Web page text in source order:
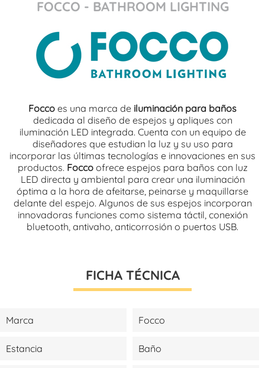
FOCCO - BATHROOM LIGHTING
Focco es una marca de iluminación para baños
dedicada al diseño de espejos y apliques con
iluminación LED integrada. Cuenta con un equipo de
diseñadores que estudian la luz y su uso para
incorporar las últimas tecnologías e innovaciones en sus
productos. Foccoofrece espejos para baños con luz
LED directa y ambiental para crear una iluminación
óptima a la hora de afeitarse, peinarse y maquillarse
delante del espejo. Algunos de sus espejos incorporan
innovadoras funciones como sistema táctil, conexión
bluetooth, antivaho, anticorrosión o puertos USB.
FICHA TÉCNICA
Marca Focco
Estancia Baño